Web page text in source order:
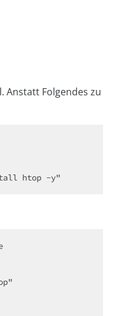
Anstatt Folgendes zu